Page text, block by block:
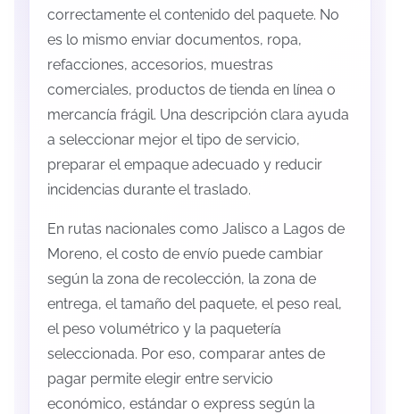
correctamente el contenido del paquete. No
es lo mismo enviar documentos, ropa,
refacciones, accesorios, muestras
comerciales, productos de tienda en línea o
mercancía frágil. Una descripción clara ayuda
a seleccionar mejor el tipo de servicio,
preparar el empaque adecuado y reducir
incidencias durante el traslado.
En rutas nacionales como Jalisco a Lagos de
Moreno, el costo de envío puede cambiar
según la zona de recolección, la zona de
entrega, el tamaño del paquete, el peso real,
el peso volumétrico y la paquetería
seleccionada. Por eso, comparar antes de
pagar permite elegir entre servicio
económico, estándar o express según la